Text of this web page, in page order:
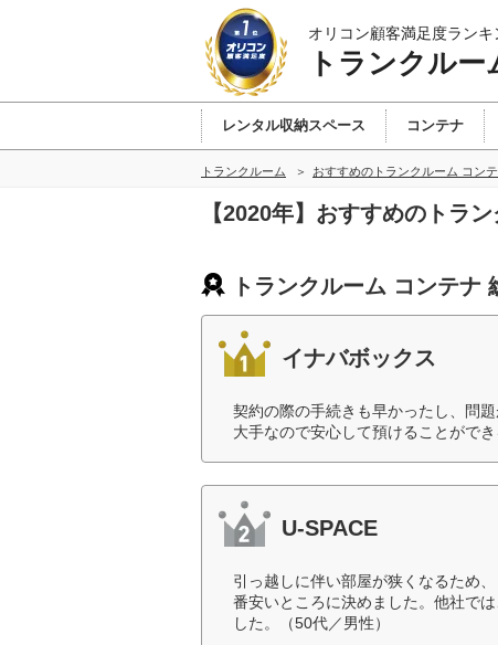
オリコン顧客満足度ランキ
トランクル
レンタル収納スペース コンテナ
トランクルーム おすすめのトランクルーム コン
【2020年】おすすめのトラ
トランクルーム コンテナ
イナバボックス
契約の際の手続きも早かったし、問
大手なので安心して預けることができ
U-SPACE
引っ越しに伴い部屋が狭くなるため
番安いところに決めました。他社で
した。（50代／男性）